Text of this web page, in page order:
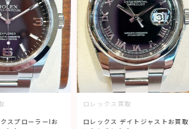
スプローラーIお
ロレックス買取
ロレックス デイトジャストお買取